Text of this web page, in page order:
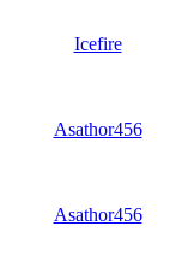
Icefire
Asathor456
Asathor456